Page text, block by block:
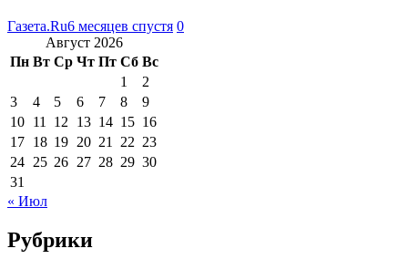
Газета.Ru6 месяцев спустя 0
Август 2026
Пн Вт Ср Чт Пт Сб Вс
1
2
3
4 5 6 7 8
9
10 11 12 13 14 15 16
17 18 19 20 21 22 23
24 25 26 27 28 29 30
31
« Июл
Рубрики